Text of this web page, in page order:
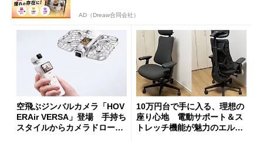
AD（Dreaw合同会社）
空飛ぶジンバルカメラ「HOV
ERAir VERSA」登場 手持ち
スタイルからカメラドローン
10万円台で手に入る、理想の
座り心地 電動サポート＆ス
トレッチ機能が魅力のエルゴ